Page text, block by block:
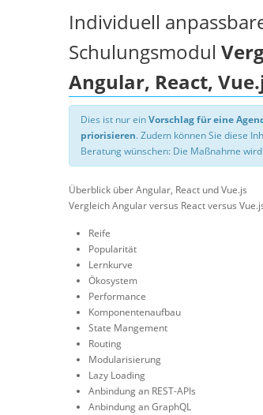
Individuell
Schulungsmodul
Angular, React,
Dies ist nur einVorschlag für eine
priorisieren. Zudem können Sie diese
Beratung wünschen: Die Maßnahme
Überblick über Angular, React und Vue.js
Vergleich Angular versus React versus
Reife
Popularität
Lernkurve
Ökosystem
Performance
Komponentenaufbau
State Mangement
Routing
Modularisierung
Lazy Loading
Anbindung an REST-APIs
Anbindung an GraphQL